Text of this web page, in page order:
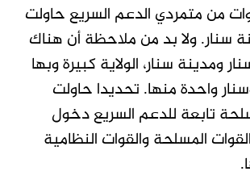
من متمردي الدعم السريع حاولت
سنار. ولا بد من ملاحظة أن هناك
ومدينة سنار، الولاية كبيرة وبها
واحدة منها. تحديدا حاولت
تابعة للدعم السريع دخول
المسلحة والقوات النظامية